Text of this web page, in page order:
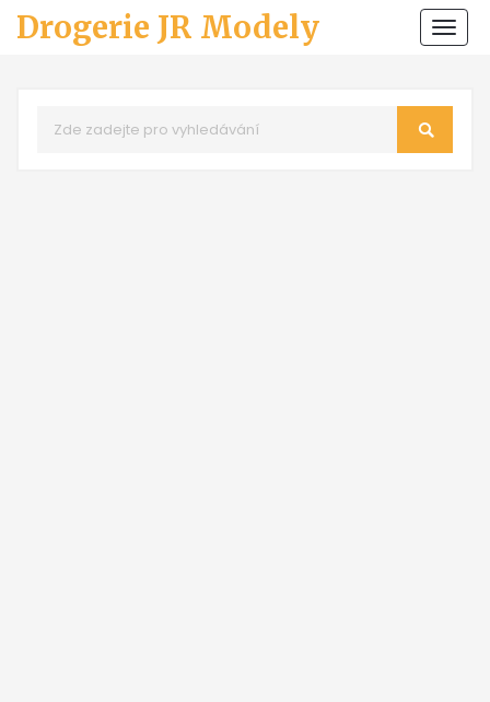
Drogerie JR Modely